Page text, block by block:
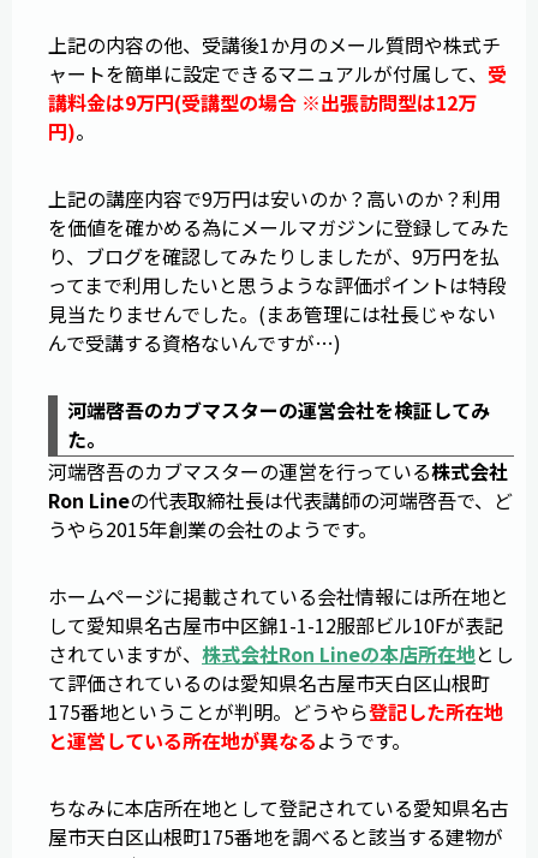
上記の内容の他、受講後1か月のメール質問や株式チ
ャートを簡単に設定できるマニュアルが付属して、 受
講料金は9万円(受講型の場合 ※出張訪問型は12万
円)。
上記の講座内容で9万円は安いのか？高いのか？利用
を価値を確かめる為にメールマガジンに登録してみた
り、ブログを確認してみたりしましたが、9万円を払
ってまで利用したいと思うような評価ポイントは特段
見当たりませんでした。(まあ管理には社長じゃない
んで受講する資格ないんですが…)
河端啓吾のカブマスターの運営会社を検証してみ
た。
河端啓吾のカブマスターの運営を行っている株式会社
Ron Lineの代表取締社長は代表講師の河端啓吾で、ど
うやら2015年創業の会社のようです。
ホームページに掲載されている会社情報には所在地と
して愛知県名古屋市中区錦1-1-12服部ビル10Fが表記
されていますが、 株式会社Ron Lineの本店所在地とし
て評価されているのは愛知県名古屋市天白区山根町
175番地ということが判明。どうやら登記した所在地
と運営している所在地が異なるようです。
ちなみに本店所在地として登記されている愛知県名古
屋市天白区山根町175番地を調べると該当する建物が